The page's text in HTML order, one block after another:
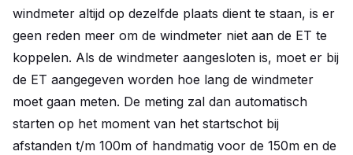
windmeter altijd op dezelfde plaats dient te staan, is er
geen reden meer om de windmeter niet aan de ET te
koppelen. Als de windmeter aangesloten is, moet er bij
de ET aangegeven worden hoe lang de windmeter
moet gaan meten. De meting zal dan automatisch
starten op het moment van het startschot bij
afstanden t/m 100m of handmatig voor de 150m en de